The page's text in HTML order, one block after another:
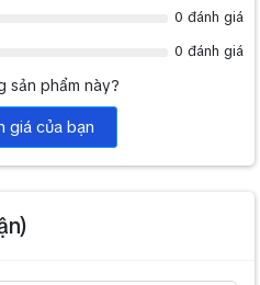
0 đánh giá
0 đánh giá
sản phẩm này?
giá của bạn